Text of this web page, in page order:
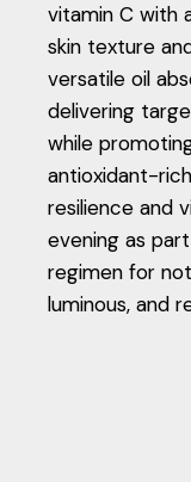
vitamin C with
skin texture
versatile oil
delivering
while
antioxidant-
resilience and
evening as
regimen for
luminous, and